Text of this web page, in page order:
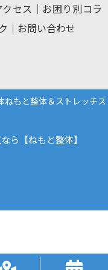
セス ｜ お困り別コラ
｜ お問い合わせ
もと整体＆ストレッチス
ら【ねもと整体】